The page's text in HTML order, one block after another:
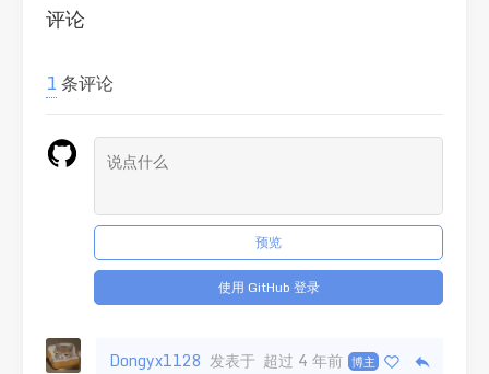
评论
1条评论
预览
使用 GitHub 登录
Dongyx1128 发表于 超过 4 年前 博主